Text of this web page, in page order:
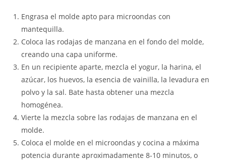
Engrasa el molde apto para microondas con
mantequilla.
Coloca las rodajas de manzana en el fondo del molde,
creando una capa uniforme.
En un recipiente aparte, mezcla el yogur, la harina, el
azúcar, los huevos, la esencia de vainilla, la levadura en
polvo y la sal. Bate hasta obtener una mezcla
homogénea.
Vierte la mezcla sobre las rodajas de manzana en el
molde.
Coloca el molde en el microondas y cocina a máxima
potencia durante aproximadamente 8-10 minutos, o